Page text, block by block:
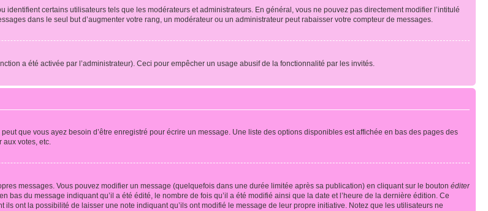
certains utilisateurs tels que les modérateurs et administrateurs. En général, vous ne pouvez pas directement modifier l’intitulé
dans le seul but d’augmenter votre rang, un modérateur ou un administrateur peut rabaisser votre compteur de messages.
a été activée par l’administrateur). Ceci pour empêcher un usage abusif de la fonctionnalité par les invités.
que vous ayez besoin d’être enregistré pour écrire un message. Une liste des options disponibles est affichée en bas des pages des
aux votes, etc.
messages. Vous pouvez modifier un message (quelquefois dans une durée limitée après sa publication) en cliquant sur le bouton éditer
bas du message indiquant qu’il a été édité, le nombre de fois qu’il a été modifié ainsi que la date et l’heure de la dernière édition. Ce
ont la possibilité de laisser une note indiquant qu’ils ont modifié le message de leur propre initiative. Notez que les utilisateurs ne